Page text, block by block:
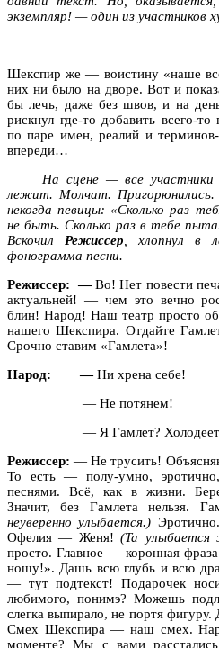
экземпляр! — один из участников
Шекспир же — воистину «наше
них ни было на дворе. Вот и
бы лечь, даже без швов, и на
рискнул где-то добавить всего-то
по паре имен, реалий и
впереди…
На сцене — все участники
лежит. Молчат.
некогда певицы: «Сколько раз
не быть. Сколько раз в тебе
Вскочил Режиссер , хлопнул в
фонограмма песни.
Режиссер: —Во! Нет повести
актуальней! — чем это вечно
блин! Народ! Наш театр просто
нашего Шекспира. Отдайте
Срочно ставим «Гамлета»!
Народ: —Ни хрена себе!
— Не потянем!
— Я Гамлет? Холодеет
Режиссер: — Не трусить!
То есть — полу-умно,
песнями. Всё, как в жизни.
Значит, без Гамлета нельзя.
неуверенно улыбается.)
Офелия — Женя!(Та улыбается
просто. Главное — коронная
ношу!». Дашь всю глубь и всю
— тут подтекст! Подарочек
любимого, понимэ? Можешь
слегка выпирало, не портя
Смех Шекспира — наш смех.
моменте? Мы с вами